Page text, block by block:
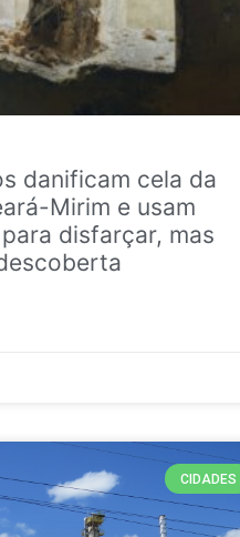
danificam cela da
Mirim e usam
para disfarçar, mas
CIDADES